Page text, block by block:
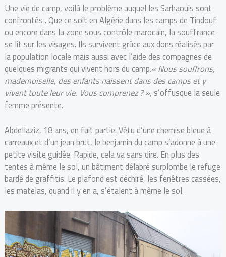
Une vie de camp, voilà le problème auquel les Sarhaouis sont
confrontés . Que ce soit en Algérie dans les camps de Tindouf
ou encore dans la zone sous contrôle marocain, la souffrance
se lit sur les visages. Ils survivent grâce aux dons réalisés par
la population locale mais aussi avec l’aide des compagnes de
quelques migrants qui vivent hors du camp.« Nous souffrons,
mademoiselle, des enfants naissent dans des camps et y
vivent toute leur vie. Vous comprenez ? »,s’offusque la seule
femme présente.
Abdellaziz, 18 ans, en fait partie. Vêtu d’une chemise bleue à
carreaux et d’un jean brut, le benjamin du camp s’adonne à une
petite visite guidée. Rapide, cela va sans dire. En plus des
tentes à même le sol, un bâtiment délabré surplombe le refuge
bardé de graffitis. Le plafond est déchiré, les fenêtres cassées,
les matelas, quand il y en a, s’étalent à même le sol.